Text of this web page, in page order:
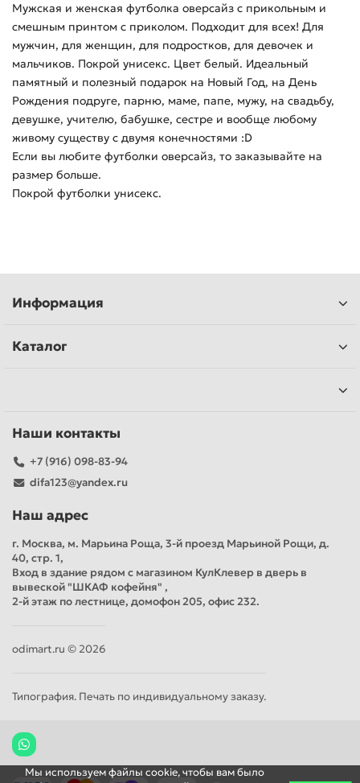
Мужская и женская футболка оверсайз с прикольным и
смешным принтом с приколом. Подходит для всех! Для
мужчин, для женщин, для подростков, для девочек и
мальчиков. Покрой унисекс. Цвет белый. Идеальный
памятный и полезный подарок на Новый Год, на День
Рождения подруге, парню, маме, папе, мужу, на свадьбу,
девушке, учителю, бабушке, сестре и вообще любому
живому существу с двумя конечностями :D
Если вы любите футболки оверсайз, то заказывайте на
размер больше.
Покрой футболки унисекс.
Информация
Каталог
Наши контакты
+7 (916) 098-83-94
difa123@yandex.ru
Наш адрес
г. Москва, м. Марьина Роща, 3-й проезд Марьиной Рощи, д.
40, стр. 1,
Вход в здание рядом с магазином КулКлевер в дверь в
вывеской "ШКАФ кофейня" ,
2-й этаж по лестнице, домофон 205, офис 232.
odimart.ru © 2026
Типография. Печать по индивидуальному заказу.
Мы используем файлы cookie, чтобы вам было